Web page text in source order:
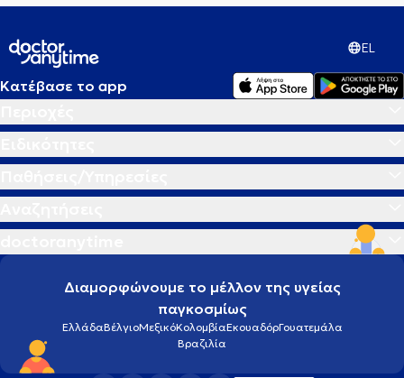
EL
Κατέβασε το app
Διαμορφώνουμε το μέλλον της υγείας
παγκοσμίως
ΕλλάδαΒέλγιοΜεξικόΚολομβίαΕκουαδόρΓουατεμάλα
Βραζιλία